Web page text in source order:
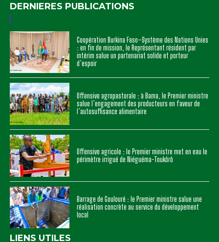
DERNIERES PUBLICATIONS
Coopération Burkina Faso–Système des Nations Unies
: en fin de mission, le Représentant résident par
intérim salue un partenariat solide et porteur
d’espoir
Offensive agropastorale : à Bama, le Premier ministre
salue l’engagement des producteurs en faveur de
l’autosuffisance alimentaire
Offensive agricole : le Premier ministre met en eau le
périmètre irrigué de Niéguéma-Toukôrô
Barrage de Goulouré : le Premier ministre salue une
réalisation concrète au service du développement
local
LIENS UTILES